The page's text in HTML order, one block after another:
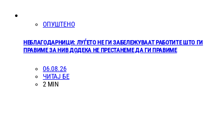
ОПУШТЕНО
НЕБЛАГОДАРНИЦИ: ЛУЃЕТО НЕ ГИ ЗАБЕЛЕЖУВААТ РАБОТИТЕ ШТО ГИ
ПРАВИМЕ ЗА НИВ ДОДЕКА НЕ ПРЕСТАНЕМЕ ДА ГИ ПРАВИМЕ
06.08.26
ЧИТАЈ БЕ
2 MIN